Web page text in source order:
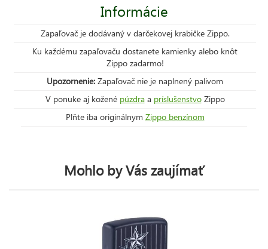
Informácie
Zapaľovač je dodávaný v darčekovej krabičke Zippo.
Ku každému zapaľovaču dostanete kamienky alebo knôt
Zippo zadarmo!
Upozornenie: Zapaľovač nie je naplnený palivom
V ponuke aj kožené púzdraa príslušenstvoZippo
Plňte iba originálnym Zippo benzínom
Mohlo by Vás zaujímať